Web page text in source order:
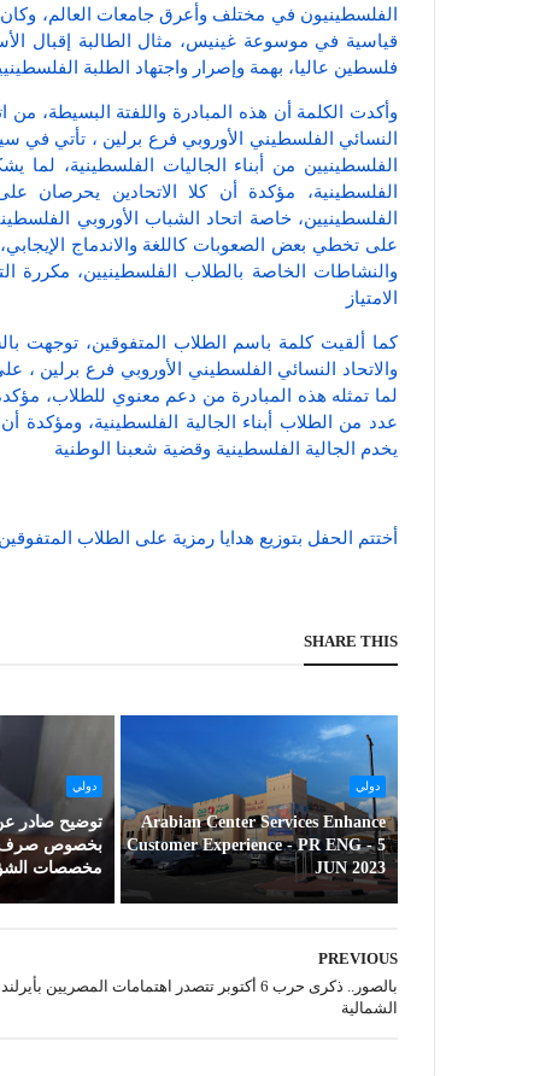
الفلسطينيون في مختلف وأعرق جامعات العالم،
قياسية في موسوعة غينيس، مثال الطالبة إقبال
فلسطين عاليا، بهمة وإصرار واجتهاد الطلبة
وأكدت الكلمة أن هذه المبادرة واللفتة البسيطة،
النسائي الفلسطيني الأوروبي فرع برلين ، تأتي في
الفلسطينيين من أبناء الجاليات الفلسطينية،
الفلسطينية، مؤكدة أن كلا الاتحادين يحرصان
الفلسطينيين، خاصة اتحاد الشباب الأوروبي
على تخطي بعض الصعوبات كاللغة والاندماج
والنشاطات الخاصة بالطلاب الفلسطينيين، مكررة
الامتياز
كما ألقيت كلمة باسم الطلاب المتفوقين، توجهت
والاتحاد النسائي الفلسطيني الأوروبي فرع برلين ،
لما تمثله هذه المبادرة من دعم معنوي للطلاب،
عدد من الطلاب أبناء الجالية الفلسطينية، ومؤكدة
يخدم الجالية الفلسطينية وقضية شعبنا الوطنية
أختتم الحفل بتوزيع هدايا رمزية على الطلاب
SHARE THIS
دولي
Arabian Center Services Enhance
Customer Experience - PR ENG - 5
JUN 2023
دولي
توضيح صادر عن
بخصوص صرف
مخصصات
PREVIOUS
بالصور.. ذكرى حرب 6 أكتوبر تتصدر اهتمامات المصريين بأيرلندا
الشمالية